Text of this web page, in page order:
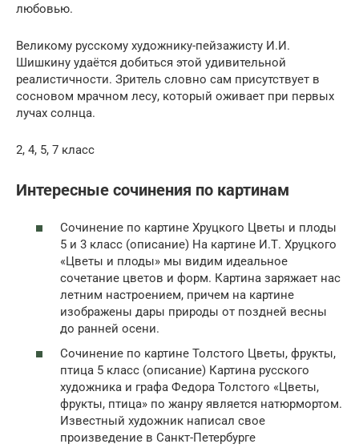
любовью.
Великому русскому художнику-пейзажисту И.И.
Шишкину удаётся добиться этой удивительной
реалистичности. Зритель словно сам присутствует в
сосновом мрачном лесу, который оживает при первых
лучах солнца.
2, 4, 5, 7 класс
Интересные сочинения по картинам
Сочинение по картине Хруцкого Цветы и плоды
5 и 3 класс (описание) На картине И.Т. Хруцкого
«Цветы и плоды» мы видим идеальное
сочетание цветов и форм. Картина заряжает нас
летним настроением, причем на картине
изображены дары природы от поздней весны
до ранней осени.
Сочинение по картине Толстого Цветы, фрукты,
птица 5 класс (описание) Картина русского
художника и графа Федора Толстого «Цветы,
фрукты, птица» по жанру является натюрмортом.
Известный художник написал свое
произведение в Санкт-Петербурге